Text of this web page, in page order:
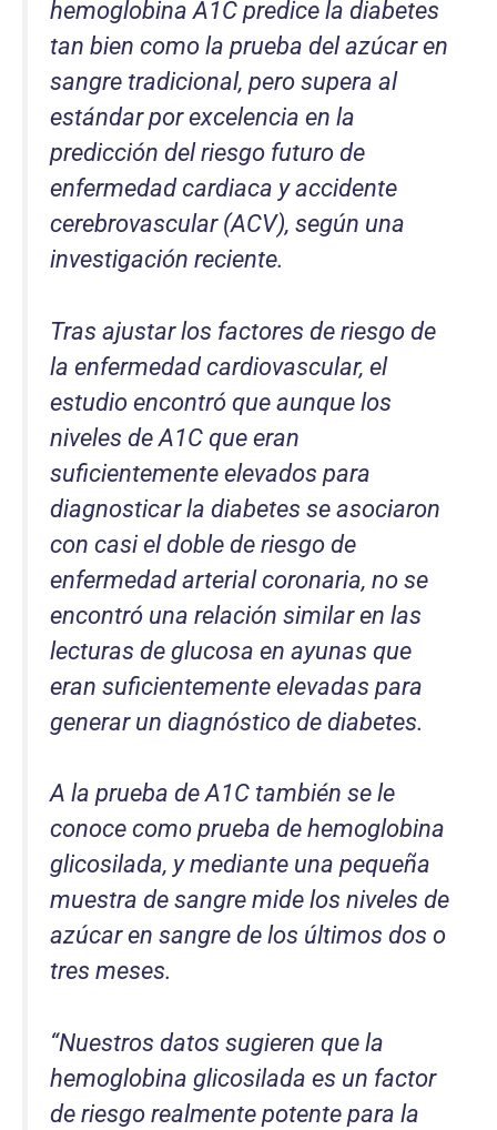
hemoglobina A1C predice la diabetes
tan bien como la prueba del azúcar en
sangre tradicional, pero supera al
estándar por excelencia en la
predicción del riesgo futuro de
enfermedad cardiaca y accidente
cerebrovascular (ACV), según una
investigación reciente.
Tras ajustar los factores de riesgo de
la enfermedad cardiovascular, el
estudio encontró que aunque los
niveles de A1C que eran
suficientemente elevados para
diagnosticar la diabetes se asociaron
con casi el doble de riesgo de
enfermedad arterial coronaria, no se
encontró una relación similar en las
lecturas de glucosa en ayunas que
eran suficientemente elevadas para
generar un diagnóstico de diabetes.
A la prueba de A1C también se le
conoce como prueba de hemoglobina
glicosilada, y mediante una pequeña
muestra de sangre mide los niveles de
azúcar en sangre de los últimos dos o
tres meses.
“Nuestros datos sugieren que la
hemoglobina glicosilada es un factor
de riesgo realmente potente para la